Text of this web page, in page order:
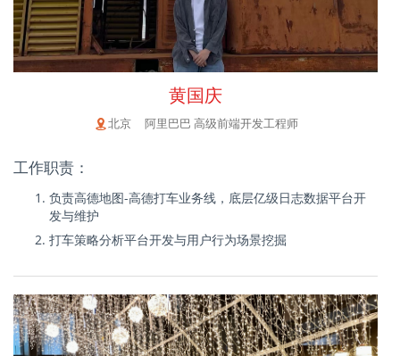
黄国庆
北京 阿里巴巴 高级前端开发工程师
工作职责：
负责高德地图-高德打车业务线，底层亿级日志数据平台开
发与维护
打车策略分析平台开发与用户行为场景挖掘